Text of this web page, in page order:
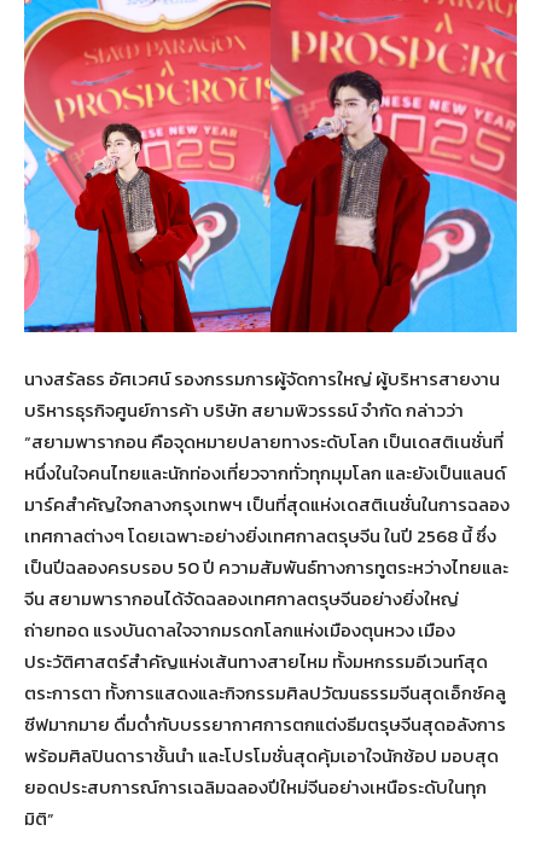
นางสรัลธร อัศเวศน์ รองกรรมการผู้จัดการใหญ่ ผู้บริหารสายงาน
บริหารธุรกิจศูนย์การค้า บริษัท สยามพิวรรธน์ จำกัด กล่าวว่า
“สยามพารากอน คือจุดหมายปลายทางระดับโลก เป็นเดสติเนชั่นที่
หนึ่งในใจคนไทยและนักท่องเที่ยวจากทั่วทุกมุมโลก และยังเป็นแลนด์
มาร์คสำคัญใจกลางกรุงเทพฯ เป็นที่สุดแห่งเดสติเนชั่นในการฉลอง
เทศกาลต่างๆ โดยเฉพาะอย่างยิ่งเทศกาลตรุษจีน ในปี 2568 นี้ ซึ่ง
เป็นปีฉลองครบรอบ 50 ปี ความสัมพันธ์ทางการทูตระหว่างไทยและ
จีน สยามพารากอนได้จัดฉลองเทศกาลตรุษจีนอย่างยิ่งใหญ่
ถ่ายทอด แรงบันดาลใจจากมรดกโลกแห่งเมืองตุนหวง เมือง
ประวัติศาสตร์สำคัญแห่งเส้นทางสายไหม ทั้งมหกรรมอีเวนท์สุด
ตระการตา ทั้งการแสดงและกิจกรรมศิลปวัฒนธรรมจีนสุดเอ็กซ์คลู
ซีฟมากมาย ดื่มด่ำกับบรรยากาศการตกแต่งธีมตรุษจีนสุดอลังการ
พร้อมศิลปินดาราชั้นนำ และโปรโมชั่นสุดคุ้มเอาใจนักช้อป มอบสุด
ยอดประสบการณ์การเฉลิมฉลองปีใหม่จีนอย่างเหนือระดับในทุก
มิติ”